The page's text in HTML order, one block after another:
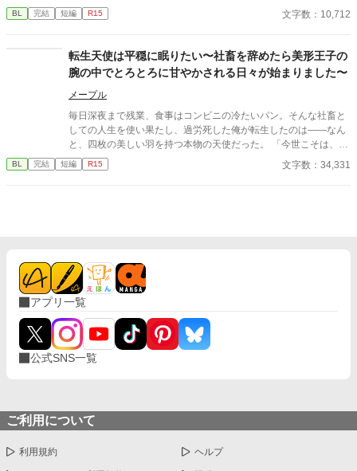
た、ちょっとアホな子の話です。 （ムーンライトノベルにも掲載
しています）
BL 完結 短編 R15 文字数：10,712
転生天使は平穏に眠りたい〜社畜を辞めたら美形王子の
腕の中でとろとろに甘やかされる日々が始まりました〜
メープル
毎日深夜まで残業、食事はコンビニの冷たいパン。そんな社畜と
しての人生を使い果たし、過労死した俺が転生したのは――なん
と、四枚の美しい羽を持つ本物の天使だった。 ​「今世こそは、働
かずに一生寝て過ごしたい！」 ​平穏な隠居生活を夢見るシオン
は、正体を隠して王国の第一王子・アリスターの元に居候するこ
BL 完結 短編 R15 文字数：34,331
アプリ一覧
公式SNS一覧
ご利用について
利用規約 ヘルプ